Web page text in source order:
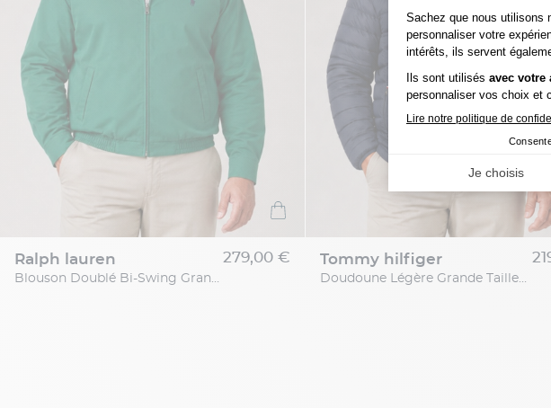
ralph lauren
Blouson Doublé Bi-Swing Grande Taille Vert
279,00 € tommy hilfiger
Doudoune Légère Grande Taille Marine